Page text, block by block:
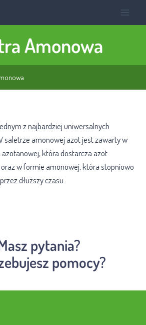
Amonowa
z najbardziej uniwersalnych
saletrze amonowej azot jest zawarty w
która dostarcza azot
w formie amonowej, która stopniowo
dłuższy czasu.
pytania?
pomocy?